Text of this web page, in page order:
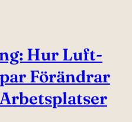
Hur Luft-
Förändrar